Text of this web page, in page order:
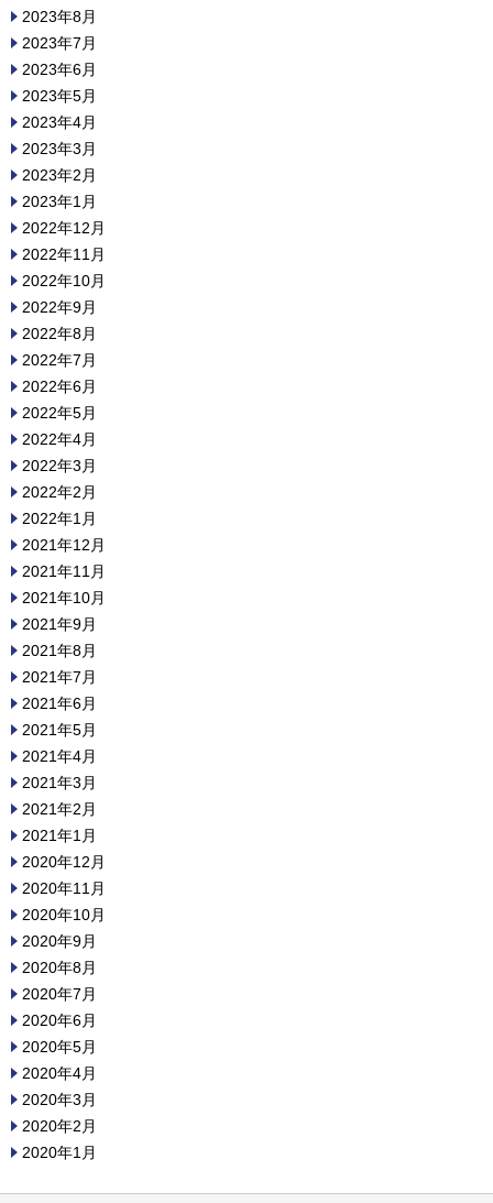
2023年8月
2023年7月
2023年6月
2023年5月
2023年4月
2023年3月
2023年2月
2023年1月
2022年12月
2022年11月
2022年10月
2022年9月
2022年8月
2022年7月
2022年6月
2022年5月
2022年4月
2022年3月
2022年2月
2022年1月
2021年12月
2021年11月
2021年10月
2021年9月
2021年8月
2021年7月
2021年6月
2021年5月
2021年4月
2021年3月
2021年2月
2021年1月
2020年12月
2020年11月
2020年10月
2020年9月
2020年8月
2020年7月
2020年6月
2020年5月
2020年4月
2020年3月
2020年2月
2020年1月